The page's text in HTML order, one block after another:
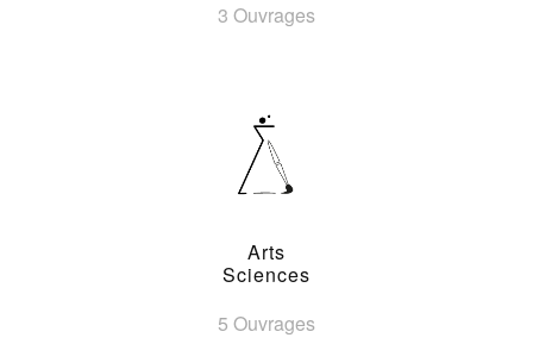
3 Ouvrages
Arts
Sciences
5 Ouvrages